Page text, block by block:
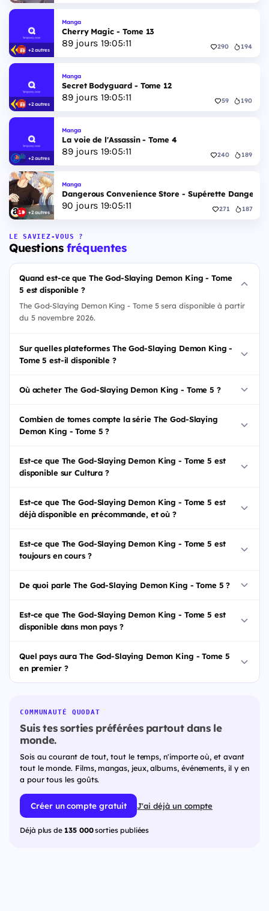
+2 autres
Manga
Cherry Magic - Tome 13
89jours 19:05:10 290 194
+2 autres
Manga
Secret Bodyguard - Tome 12
89jours 19:05:10 59 190
+2 autres
Manga
La voie de l'Assassin - Tome 4
89jours 19:05:10 240 189
+2 autres
Manga
Dangerous Convenience Store - Supérette
90 jours 19:05:10 271 187
LE SAVIEZ-VOUS ?
Questionsfréquentes
Quand est-ce que The God-Slaying Demon King - Tome
5 est disponible ?
The God-Slaying Demon King - Tome 5 sera disponible à partir
du 5 novembre 2026.
Sur quelles plateformes The God-Slaying Demon King -
Tome 5 est-il disponible ?
Où acheter The God-Slaying Demon King - Tome 5 ?
Combien de tomes compte la série The God-Slaying
Demon King - Tome 5 ?
Est-ce que The God-Slaying Demon King - Tome 5 est
disponible sur Cultura ?
Est-ce que The God-Slaying Demon King - Tome 5 est
déjà disponible en précommande, et où ?
Est-ce que The God-Slaying Demon King - Tome 5 est
toujours en cours ?
De quoi parle The God-Slaying Demon King - Tome 5 ?
Est-ce que The God-Slaying Demon King - Tome 5 est
disponible dans mon pays ?
Quel pays aura The God-Slaying Demon King - Tome 5
en premier ?
COMMUNAUTÉ QUODAT
Suis tes sorties préférées partout dans le
monde.
Sois au courant de tout, tout le temps, n'importe où, et avant
tout le monde. Films, mangas, jeux, albums, événements, il y en
a pour tous les goûts.
Créer un compte gratuit J'ai déjà un compte
Déjà plus de 135 000sorties publiées